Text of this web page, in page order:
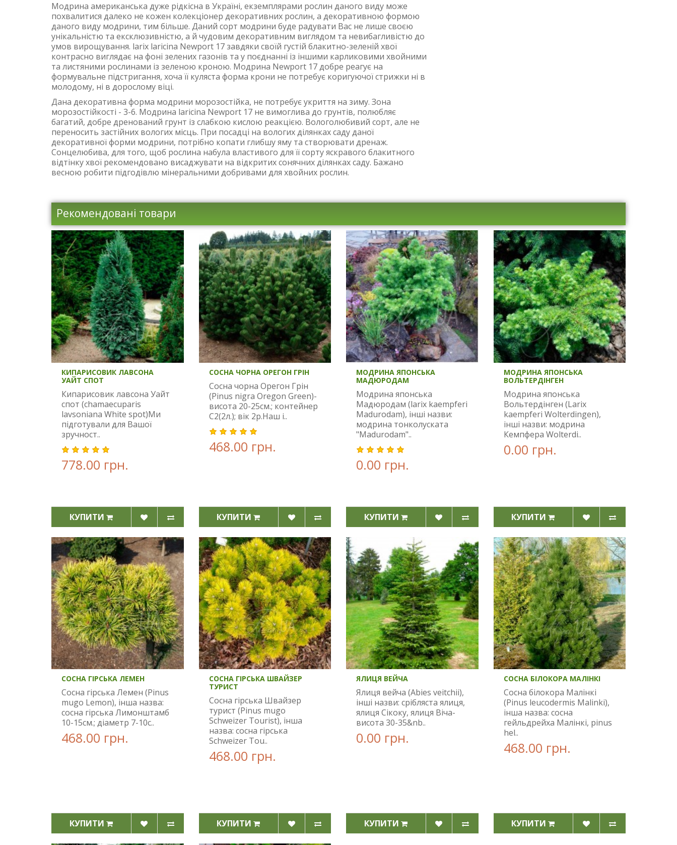
Модрина американська дуже рідкісна в Україні, екземплярами рослин даного виду може
похвалитися далеко не кожен колекціонер декоративних рослин, а декоративною формою
даного виду модрини, тим більше. Даний сорт модрини буде радувати Вас не лише своєю
унікальністю та ексклюзивністю, а й чудовим декоративним виглядом та невибагливістю до
умов вирощування. larix laricina Newport 17 завдяки своїй густій блакитно-зеленій хвої
контрасно виглядає на фоні зелених газонів та у поєднанні із іншими карликовими хвойними
та листяними рослинами із зеленою кроною. Модрина Newport 17 добре реагує на
формувальне підстригання, хоча її куляста форма крони не потребує коригуючої стрижки ні в
молодому, ні в дорослому віці.
Дана декоративна форма модрини морозостійка, не потребує укриття на зиму. Зона
морозостійкості - 3-6. Модрина laricina Newport 17 не вимоглива до грунтів, полюбляє
багатий, добре дренований грунт із слабкою кислою реакцією. Вологолюбивий сорт, але не
переносить застійних вологих місць. При посадці на вологих ділянках саду даної
декоративної форми модрини, потрібно копати глибшу яму та створювати дренаж.
Сонцелюбива, для того, щоб рослина набула властивого для її сорту яскравого блакитного
відтінку хвої рекомендовано висаджувати на відкритих сонячних ділянках саду. Бажано
весною робити підгодівлю мінеральними добривами для хвойних рослин.
Рекомендовані товари
КИПАРИСОВИК ЛАВСОНА
УАЙТ СПОТ
Кипарисовик лавсона Уайт
спот (chamaecuparis
lavsoniana White spot)Ми
підготували для Вашої
зручност..
778.00 грн.
КУПИТИ
СОСНА ЧОРНА ОРЕГОН ГРІН
Сосна чорна Орегон Грін
(Pinus nigra Oregon Green)-
висота 20-25см.; контейнер
С2(2л.); вік 2р.Наш і..
468.00 грн.
КУПИТИ
МОДРИНА ЯПОНСЬКА
МАДЮРОДАМ
Модрина японська
Мадюродам (larix kaempferi
Madurodam), інші назви:
модрина тонколуската
"Madurodam"..
0.00 грн.
КУПИТИ
МОДРИНА ЯПОНСЬКА
ВОЛЬТЕРДІНГЕН
Модрина японська
Вольтердінген (Larix
kaempferi Wolterdingen),
інші назви: модрина
Кемпфера Wolterdi..
0.00 грн.
КУПИТИ
СОСНА ГІРСЬКА ЛЕМЕН
Сосна гірська Лемен (Pinus
mugo Lemon), інша назва:
сосна гірська Лимонштамб
10-15см.; діаметр 7-10с..
468.00 грн.
КУПИТИ
СОСНА ГІРСЬКА ШВАЙЗЕР
ТУРИСТ
Сосна гірська Швайзер
турист (Pinus mugo
Schweizer Tourist), інша
назва: сосна гірська
Schweizer Tou..
468.00 грн.
КУПИТИ
ЯЛИЦЯ ВЕЙЧА
Ялиця вейча (Abies veitchii),
інші назви: срібляста ялиця,
ялиця Сікоку, ялиця Віча-
висота 30-35&nb..
0.00 грн.
КУПИТИ
СОСНА БІЛОКОРА МАЛІНКІ
Сосна білокора Малінкі
(Pinus leucodermis Malinki),
інша назва: сосна
гейльдрейха Малінкі, pinus
hel..
468.00 грн.
КУПИТИ